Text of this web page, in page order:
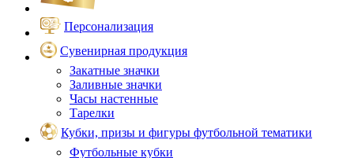
Персонализация
Сувенирная продукция
Закатные значки
Заливные значки
Часы настенные
Тарелки
Кубки, призы и фигуры футбольной тематики
Футбольные кубки